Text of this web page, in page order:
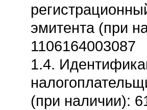
эмитента (при
1106164003087
1.4.
(при наличии):